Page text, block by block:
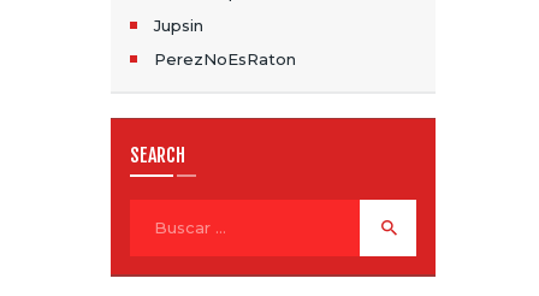
A
Jupsin
PerezNoEsRaton
SEARCH